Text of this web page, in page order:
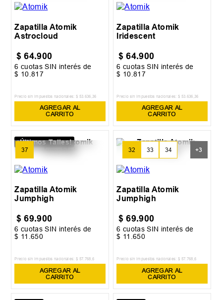
Zapatilla Atomik
Astrocloud
$ 64.900
6 cuotas SIN interés de
$ 10 .817
Precio sin impuestos nacionales: $ 53 636 36
AGREGAR AL
CARRITO
33 34
Zapatilla Atomik
Iridescent
$ 64.900
6 cuotas SIN interés de
$ 10 .817
Precio sin impuestos nacionales: $ 53 636 36
AGREGAR AL
CARRITO
¡Últimos Talles!
37
Zapatilla Atomik
Jumphigh
$ 69.900
6 cuotas SIN interés de
$ 11 .650
Precio sin impuestos nacionales: $ 57.768 ,6
AGREGAR AL
CARRITO
32 33 34 +3
Zapatilla Atomik
Jumphigh
$ 69.900
6 cuotas SIN interés de
$ 11 .650
Precio sin impuestos nacionales: $ 57.768 ,6
AGREGAR AL
CARRITO